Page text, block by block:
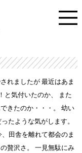
れましたが 最近はあま
と気付いたのか、
また
きたのか・・・。
幼い
たような気がします。
、田舎を離れて都会のま
贅沢さ。
一見無駄にみ